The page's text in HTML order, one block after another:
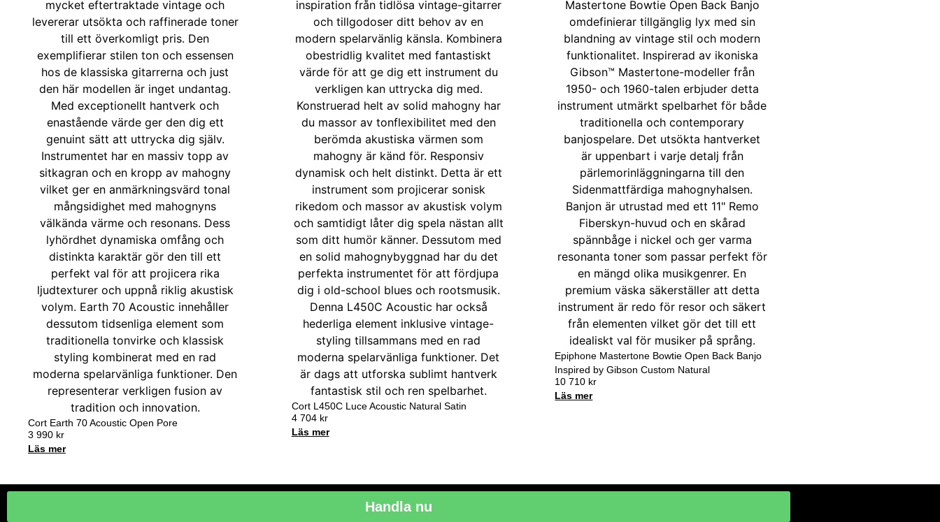
Cort Earth 70 Acoustic Open Pore
3 990 kr
Läs mer
Cort L450C Luce Acoustic Natural Satin
4 704 kr
Läs mer
Epiphone Mastertone Bowtie Open Back Banjo
Inspired by Gibson Custom Natural
10 710 kr
Läs mer
Handla nu